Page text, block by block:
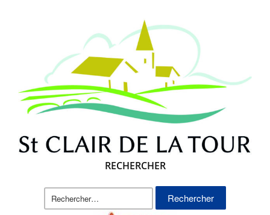
RECHERCHER
Rechercher :